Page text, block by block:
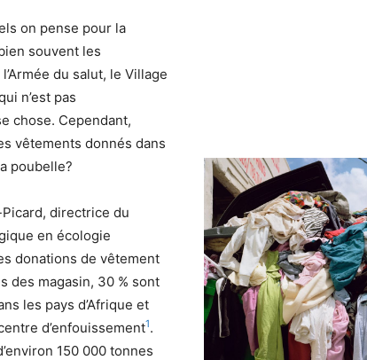
on pense pour la
souvent les
du salut, le Village
n’est pas
chose. Cependant,
vêtements donnés dans
poubelle?
directrice du
en écologie
donations de vêtement
des magasin, 30 % sont
les pays d’Afrique et
d’enfouissement1.
150 000 tonnes